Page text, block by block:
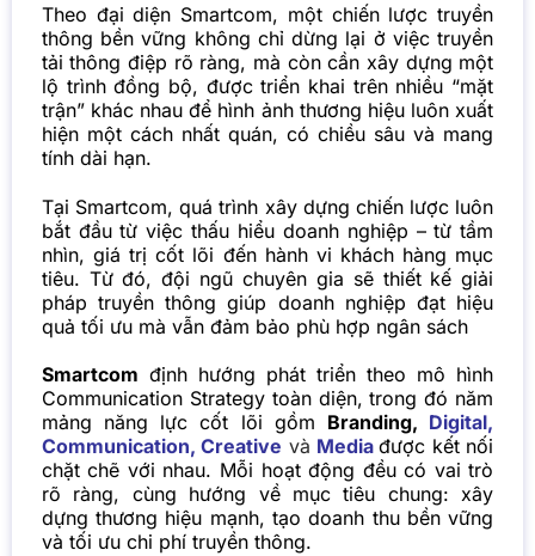
Theo đại diện Smartcom, một chiến lược truyền
thông bền vững không chỉ dừng lại ở việc truyền
tải thông điệp rõ ràng, mà còn cần xây dựng một
lộ trình đồng bộ, được triển khai trên nhiều “mặt
trận” khác nhau để hình ảnh thương hiệu luôn xuất
hiện một cách nhất quán, có chiều sâu và mang
tính dài hạn.
Tại Smartcom, quá trình xây dựng chiến lược luôn
bắt đầu từ việc thấu hiểu doanh nghiệp – từ tầm
nhìn, giá trị cốt lõi đến hành vi khách hàng mục
tiêu. Từ đó, đội ngũ chuyên gia sẽ thiết kế giải
pháp truyền thông giúp doanh nghiệp đạt hiệu
quả tối ưu mà vẫn đảm bảo phù hợp ngân sách
Smartcom định hướng phát triển theo mô hình
Communication Strategy toàn diện, trong đó năm
mảng năng lực cốt lõi gồm Branding, Digital,
Communication,Creative và Media được kết nối
chặt chẽ với nhau. Mỗi hoạt động đều có vai trò
rõ ràng, cùng hướng về mục tiêu chung: xây
dựng thương hiệu mạnh, tạo doanh thu bền vững
và tối ưu chi phí truyền thông.